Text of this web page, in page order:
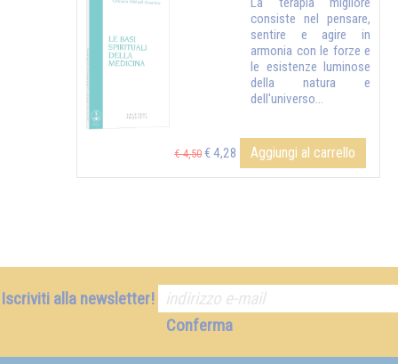
consiste nel pensare,
sentire e agire in
armonia con le forze e
le esistenze luminose
della natura e
dell'universo...
€ 4,50 € 4,28 Aggiungi al carrello
Iscriviti alla newsletter!
Conferma